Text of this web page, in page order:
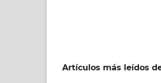
Artículos más leídos